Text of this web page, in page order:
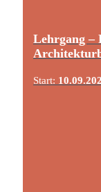
Lehrgang –
Start: